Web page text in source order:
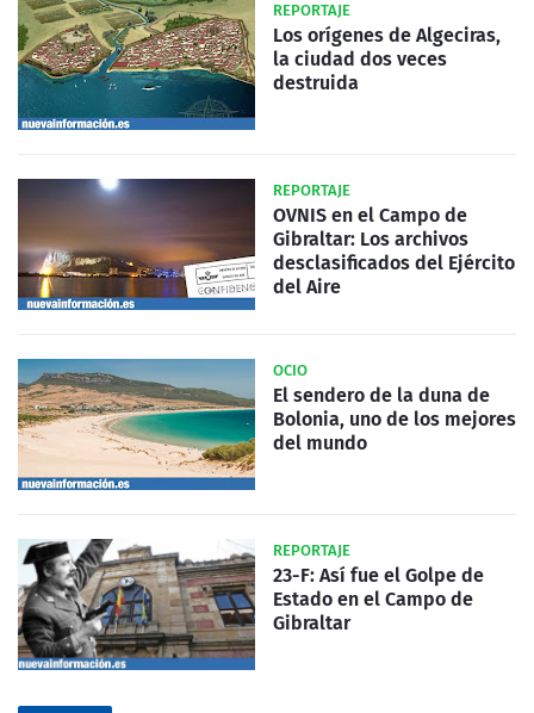
REPORTAJE
Los orígenes de Algeciras,
la ciudad dos veces
destruida
REPORTAJE
OVNIS en el Campo de
Gibraltar: Los archivos
desclasificados del Ejército
del Aire
OCIO
El sendero de la duna de
Bolonia, uno de los mejores
del mundo
REPORTAJE
23-F: Así fue el Golpe de
Estado en el Campo de
Gibraltar